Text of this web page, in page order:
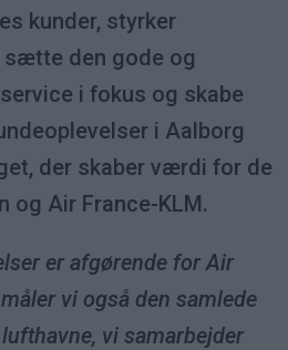
kunder, styrker
den gode og
i fokus og skabe
i Aalborg
der skaber værdi for de
og Air France-KLM.
er afgørende for Air
vi også den samlede
vi samarbejder